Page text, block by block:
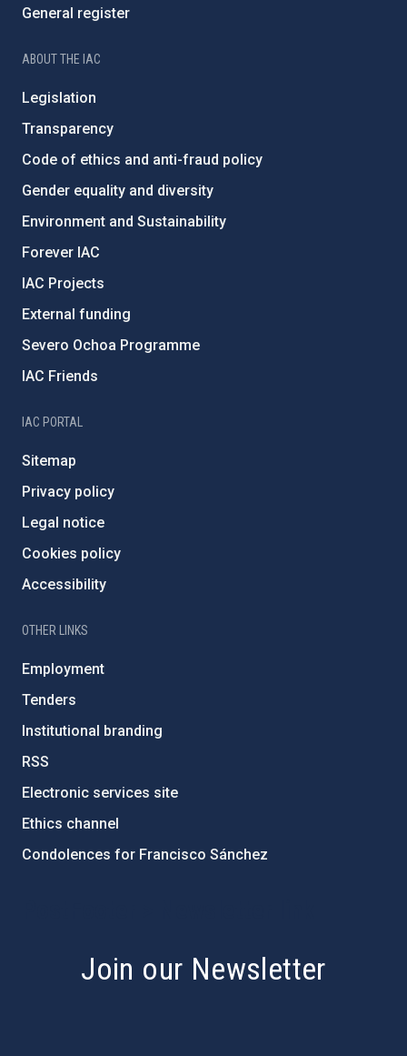
General register
ABOUT THE IAC
Legislation
Transparency
Code of ethics and anti-fraud policy
Gender equality and diversity
Environment and Sustainability
Forever IAC
IAC Projects
External funding
Severo Ochoa Programme
IAC Friends
IAC PORTAL
Sitemap
Privacy policy
Legal notice
Cookies policy
Accessibility
OTHER LINKS
Employment
Tenders
Institutional branding
RSS
Electronic services site
Ethics channel
Condolences for Francisco Sánchez
Join our Newsletter